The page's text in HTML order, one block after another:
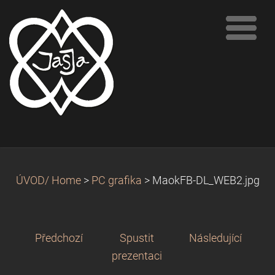
ÚVOD/ Home > PC grafika > MaokFB-DL_WEB2.jpg
Předchozí
Spustit
prezentaci
Následující